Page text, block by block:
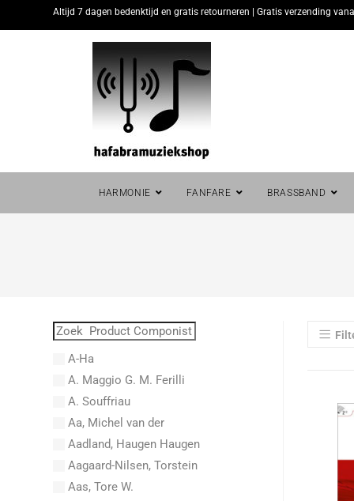
Altijd 7 dagen bedenktijd en gratis retourneren | Gratis verzending
HARMONIE FANFARE BRASSBAND
A-Ha
A. Maggio G. M. Ferilli
A. Souffriau
Aa, Michel van der
Aadland, Haugen Haugen
Aagaard-Nilsen, Torstein
Aas, Tore W.